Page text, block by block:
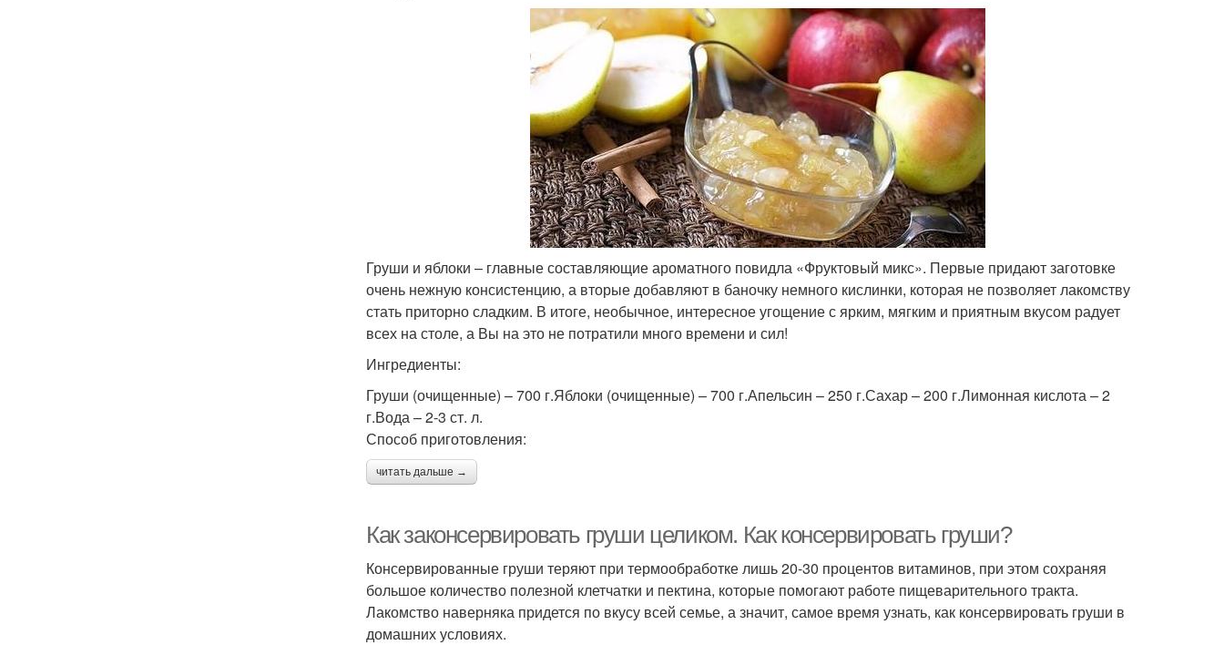
Груши и яблоки – главные составляющие ароматного повидла «Фруктовый микс». Первые придают заготовке
очень нежную консистенцию, а вторые добавляют в баночку немного кислинки, которая не позволяет лакомству
стать приторно сладким. В итоге, необычное, интересное угощение с ярким, мягким и приятным вкусом радует
всех на столе, а Вы на это не потратили много времени и сил!
Ингредиенты:
Груши (очищенные) – 700 г.Яблоки (очищенные) – 700 г.Апельсин – 250 г.Сахар – 200 г.Лимонная кислота – 2
г.Вода – 2-3 ст. л.
Способ приготовления:
читать дальше →
Как законсервировать груши целиком. Как консервировать груши?
Консервированные груши теряют при термообработке лишь 20-30 процентов витаминов, при этом сохраняя
большое количество полезной клетчатки и пектина, которые помогают работе пищеварительного тракта.
Лакомство наверняка придется по вкусу всей семье, а значит, самое время узнать, как консервировать груши в
домашних условиях.